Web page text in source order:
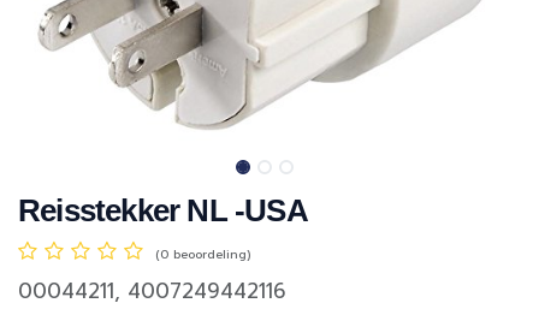
Reisstekker NL -USA
(0 beoordeling)
00044211, 4007249442116